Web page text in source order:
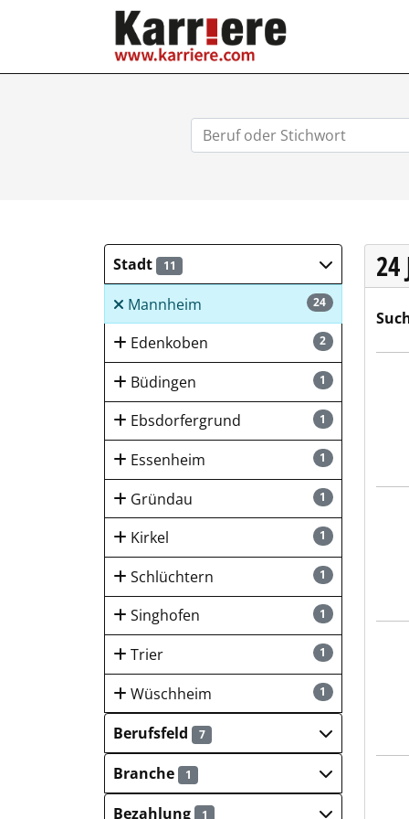
Stadt 11
24
Mannheim
2
Edenkoben
1
Büdingen
1
Ebsdorfergrund
1
Essenheim
1
Gründau
1
Kirkel
1
Schlüchtern
1
Singhofen
1
Trier
1
Wüschheim
Berufsfeld
7
Branche 1
Bezahlung 1
24